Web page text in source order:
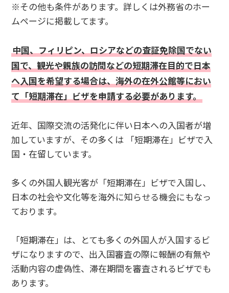
※その他も条件があります。詳しくは外務省のホー
ムページに掲載してます。
中国、フィリピン、ロシアなどの査証免除国でない
国で、観光や親族の訪問などの短期滞在目的で日本
へ入国を希望する場合は、海外の在外公館等におい
て「短期滞在」ビザを申請する必要があります。
近年、国際交流の活発化に伴い日本への入国者が増
加していますが、その多くは 「短期滞在」ビザで入
国・在留しています。
多くの外国人観光客が「短期滞在」ビザで入国し、
日本の社会や文化等を海外に知らせる機会にもなっ
ております。
「短期滞在」は、とても多くの外国人が入国するビ
ザになりますので、出入国審査の際に報酬の有無や
活動内容の虚偽性、滞在期間を審査されるビザでも
あります。